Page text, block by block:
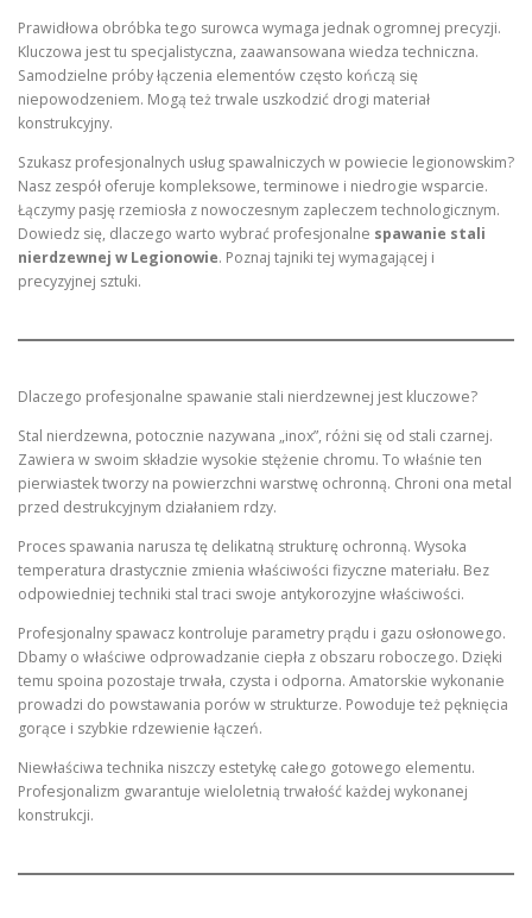
Prawidłowa obróbka tego surowca wymaga jednak ogromnej precyzji.
Kluczowa jest tu specjalistyczna, zaawansowana wiedza techniczna.
Samodzielne próby łączenia elementów często kończą się
niepowodzeniem. Mogą też trwale uszkodzić drogi materiał
konstrukcyjny.
Szukasz profesjonalnych usług spawalniczych w powiecie legionowskim?
Nasz zespół oferuje kompleksowe, terminowe i niedrogie wsparcie.
Łączymy pasję rzemiosła z nowoczesnym zapleczem technologicznym.
Dowiedz się, dlaczego warto wybrać profesjonalne spawanie stali
nierdzewnej w Legionowie. Poznaj tajniki tej wymagającej i
precyzyjnej sztuki.
Dlaczego profesjonalne spawanie stali nierdzewnej jest kluczowe?
Stal nierdzewna, potocznie nazywana „inox”, różni się od stali czarnej.
Zawiera w swoim składzie wysokie stężenie chromu. To właśnie ten
pierwiastek tworzy na powierzchni warstwę ochronną. Chroni ona metal
przed destrukcyjnym działaniem rdzy.
Proces spawania narusza tę delikatną strukturę ochronną. Wysoka
temperatura drastycznie zmienia właściwości fizyczne materiału. Bez
odpowiedniej techniki stal traci swoje antykorozyjne właściwości.
Profesjonalny spawacz kontroluje parametry prądu i gazu osłonowego.
Dbamy o właściwe odprowadzanie ciepła z obszaru roboczego. Dzięki
temu spoina pozostaje trwała, czysta i odporna. Amatorskie wykonanie
prowadzi do powstawania porów w strukturze. Powoduje też pęknięcia
gorące i szybkie rdzewienie łączeń.
Niewłaściwa technika niszczy estetykę całego gotowego elementu.
Profesjonalizm gwarantuje wieloletnią trwałość każdej wykonanej
konstrukcji.